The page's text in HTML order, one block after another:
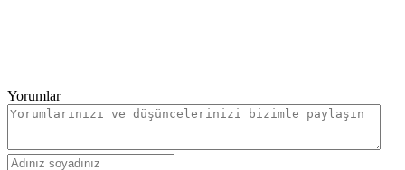
Yorumlar